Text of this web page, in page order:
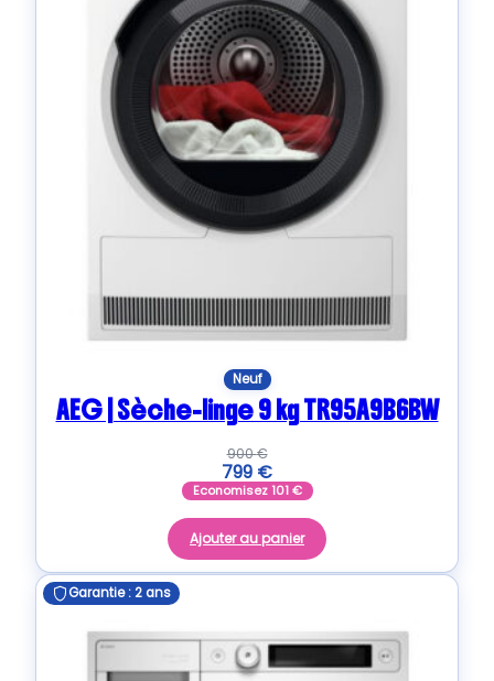
Neuf
AEG | Sèche-linge 9 kg TR95A9B6BW
900€
799 €
Economisez101€
Ajouter au panier
Garantie : 2 ans